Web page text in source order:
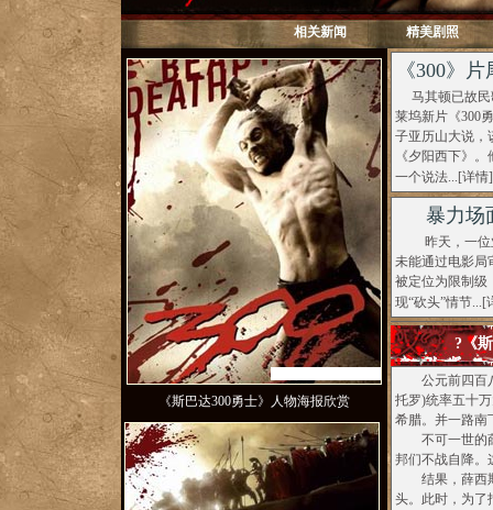
相关新闻 精美剧照
《斯巴达300勇士》人物海报欣赏
《300》
马其顿已故民
莱坞新片《300
子亚历山大说，
《夕阳西下》
一个说法...[详情
暴力场
昨天，一位业
未能通过电影局
被定位为限制级
现“砍头”情节...[
?《
公元前四百八
托罗)统率五十
希腊。并一路南
不可一世的薛
邦们不战自降。
结果，薛西斯
头。此时，为了